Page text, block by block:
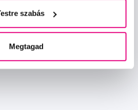
szabás
Megtagad